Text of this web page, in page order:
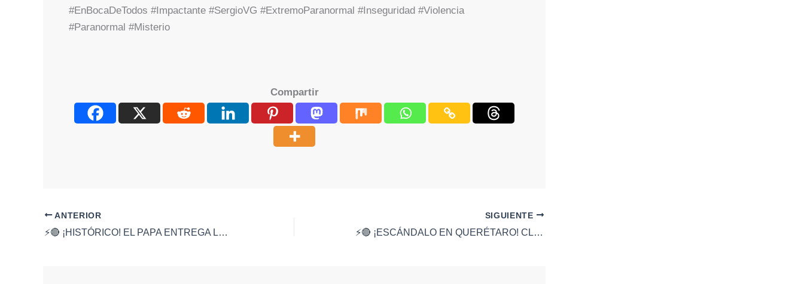
#EnBocaDeTodos #Impactante #SergioVG #ExtremoParanormal #Inseguridad #Violencia
#Paranormal #Misterio
Compartir
ANTERIOR
⚡️🔴 ¡HISTÓRICO! EL PAPA ENTREGA LAS LLAVES DEL VATICANO A UNA MUJER 🚨👩‍✝️
SIGUIENTE
⚡️🔴 ¡ESCÁNDALO EN QUERÉTARO! CLAUSURAN ESTABLECIMIENTO CLANDESTINO EN LA GOTERA 🚨🍻